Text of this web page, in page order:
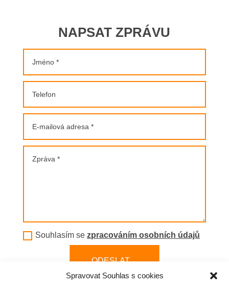
Spravovat Souhlas s cookies
NAPSAT ZPRÁVU
Souhlasím sezpracováním osobních údajů
ODESLAT